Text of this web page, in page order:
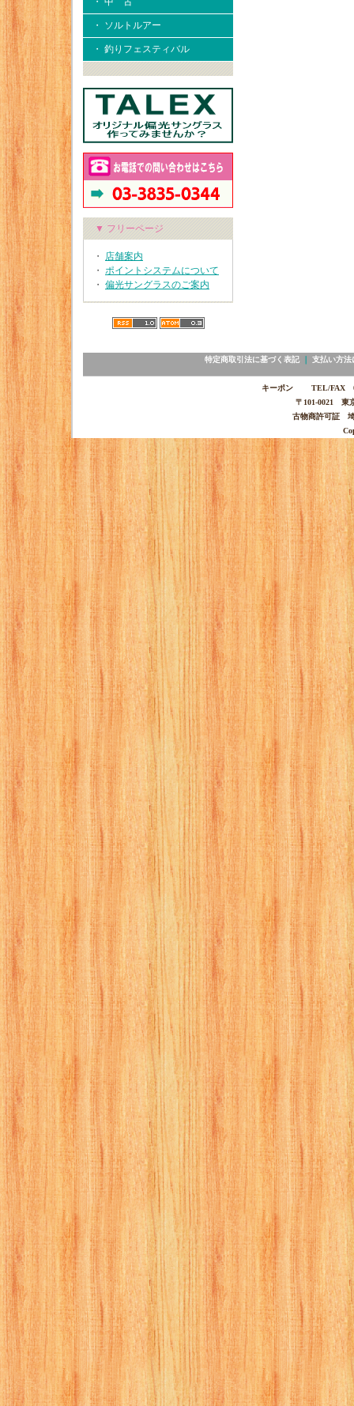
・ ソルトルアー
・ 釣りフェスティバル
▼ フリーページ
・ 店舗案内
・ ポイントシステムについて
・ 偏光サングラスのご案内
特定商取引法に基づく表記｜ 支払い方法
キーポン TEL/FAX
〒101-0021 東
古物商許可証